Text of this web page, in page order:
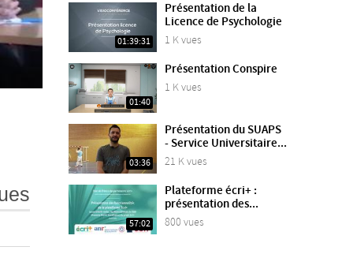
01:39:31
Présentation de la
Licence de Psychologie
1 K vues
01:40
Présentation Conspire
1 K vues
03:36
Présentation du SUAPS
- Service Universitaire...
21 K vues
57:02
Plateforme écri+ :
présentation des...
800 vues